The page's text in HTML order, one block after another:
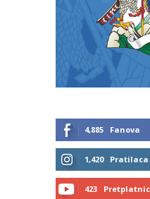
4,885 Fanova
1,420 Pratilaca
423